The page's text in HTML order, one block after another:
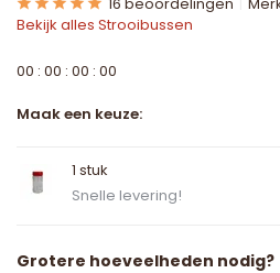
Bekijk alles Strooibussen
00 : 00 : 00 : 00
Maak een keuze:
1 stuk
Snelle levering!
Grotere hoeveelheden nodig?